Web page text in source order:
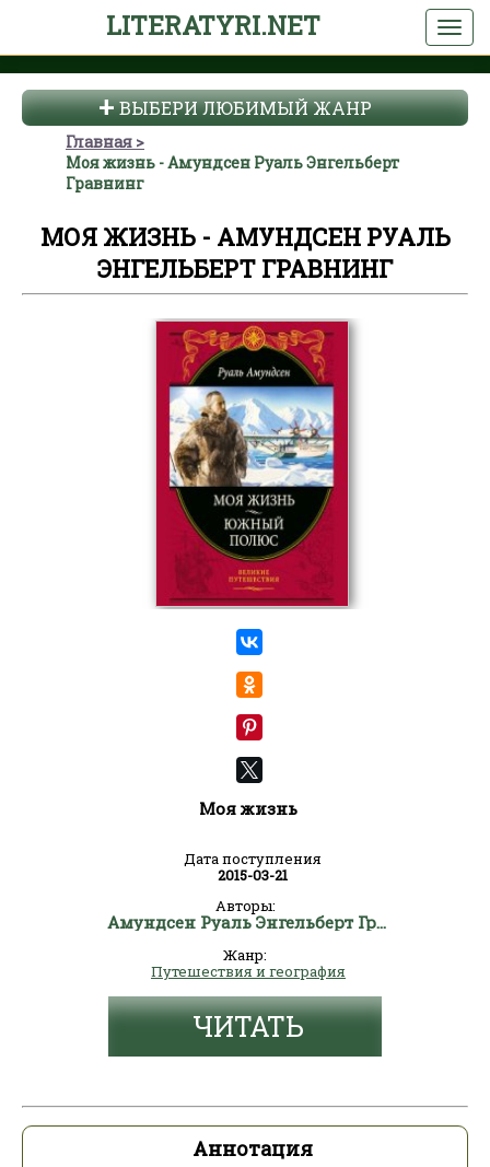
LITERATYRI.NET
ВЫБЕРИ ЛЮБИМЫЙ ЖАНР
Главная
Моя жизнь - Амундсен Руаль Энгельберт
Гравнинг
МОЯ ЖИЗНЬ - АМУНДСЕН РУАЛЬ
ЭНГЕЛЬБЕРТ ГРАВНИНГ
Моя жизнь
Дата поступления
2015-03-21
Авторы:
Амундсен Руаль Энгельберт Гравнинг
Жанр:
Путешествия и география
ЧИТАТЬ
Аннотация